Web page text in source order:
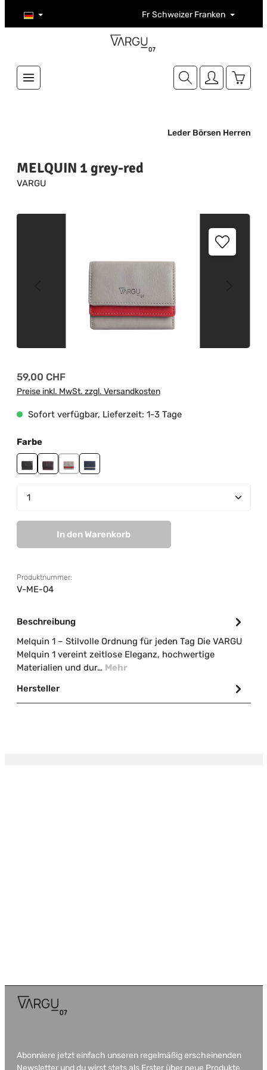
Zum Hauptinhalt springen Fr Schweizer Franken
Leder Börsen Herren
MELQUIN 1 grey-red
VARGU
Bildergalerie überspringen
Regulärer Preis:
59,00 CHF
Preise inkl. MwSt. zzgl. Versandkosten
Sofort verfügbar, Lieferzeit: 1-3 Tage
Farbeauswählen
blackbrowngrey-rednavy-grey
Produkt Anzahl: Gib den gewünschten Wert ein
In den Warenkorb
Produktnummer:
V-ME-04
Beschreibung
Melquin 1 – Stilvolle Ordnung für jeden Tag Die VARGU
Melquin 1 vereint zeitlose Eleganz, hochwertige
Materialien und dur… Mehr
Hersteller
Abonniere jetzt einfach unseren regelmäßig erscheinenden
Newsletter und du wirst stets als Erster über neue Produkte